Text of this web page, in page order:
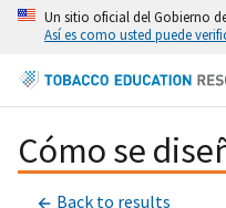
Un sitio oficial del Gobierno
Así es como usted puede
Cómo se
Back to results